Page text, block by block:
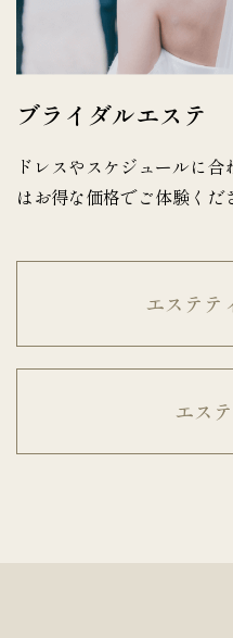
ブライダルエステ
ドレスやスケジュールに
はお得な価格でご体験くだ
エステテ
エス